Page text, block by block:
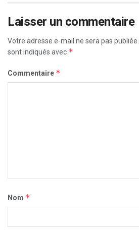
Laisser un commentaire
Votre adresse e-mail ne sera pas publiée.
sont indiqués avec *
Commentaire *
Nom *